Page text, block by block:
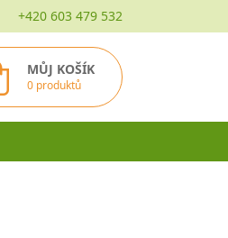
+420 603 479 532
MŮJ KOŠÍK
0 produktů